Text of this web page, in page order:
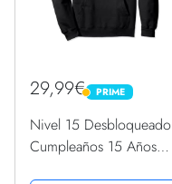
29,99€ PRIME
PRIME
Nivel 15 Desbloqueado
Cumpleaños 15 Años